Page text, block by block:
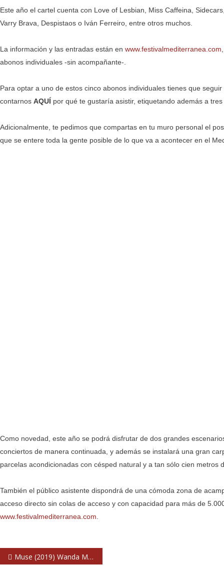
Este año el cartel cuenta con Love of Lesbian, Miss Caffeina,
Varry Brava, Despistaos o Iván Ferreiro, entre otros muchos.
La información y las entradas están en www.festivalmediterranea.com
abonos individuales -sin acompañante-.
Para optar a uno de estos cinco abonos individuales tienes que
contarnos AQUÍ por qué te gustaría asistir, etiquetando además a
Adicionalmente, te pedimos que compartas en tu muro personal el
que se entere toda la gente posible de lo que va a acontecer en el
Como novedad, este año se podrá disfrutar de dos grandes
conciertos de manera continuada, y además se instalará una gran
parcelas acondicionadas con césped natural y a tan sólo cien metros
También el público asistente dispondrá de una cómoda zona de
acceso directo sin colas de acceso y con capacidad para más de
www.festivalmediterranea.com
Navegación
Muse (2019) Wanda Metropolitano. Madrid